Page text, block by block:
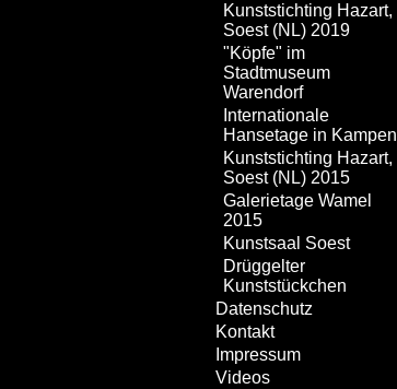
Kunststichting Hazart,
Soest (NL) 2019
"Köpfe" im
Stadtmuseum
Warendorf
Internationale
Hansetage in Kampen
Kunststichting Hazart,
Soest (NL) 2015
Galerietage Wamel
2015
Kunstsaal Soest
Drüggelter
Kunststückchen
Datenschutz
Kontakt
Impressum
Videos